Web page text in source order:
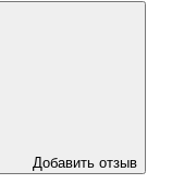
Добавить отзыв